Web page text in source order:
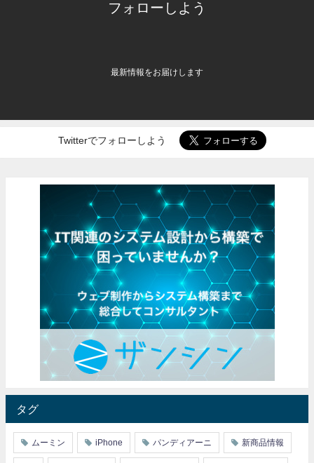
フォローしよう
最新情報をお届けします
Twitterでフォローしよう
タグ
ムーミン iPhone パンディアーニ 新商品情報